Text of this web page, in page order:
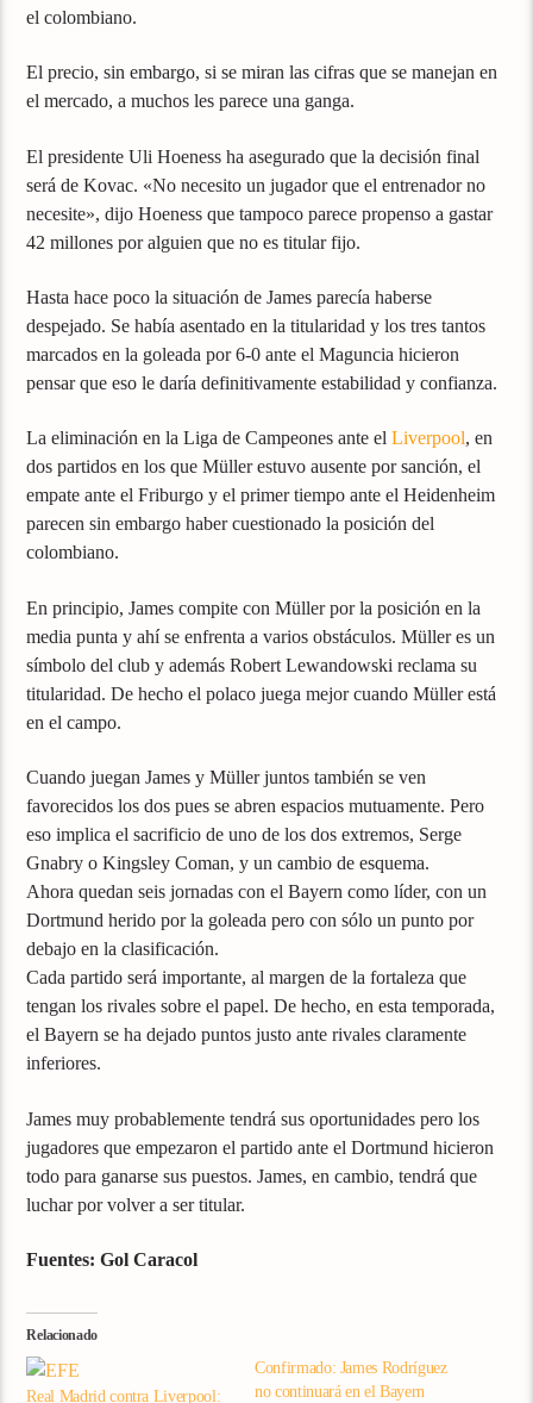
el colombiano.
El precio, sin embargo, si se miran las cifras que se manejan en
el mercado, a muchos les parece una ganga.
El presidente Uli Hoeness ha asegurado que la decisión final
será de Kovac. «No necesito un jugador que el entrenador no
necesite», dijo Hoeness que tampoco parece propenso a gastar
42 millones por alguien que no es titular fijo.
Hasta hace poco la situación de James parecía haberse
despejado. Se había asentado en la titularidad y los tres tantos
marcados en la goleada por 6-0 ante el Maguncia hicieron
pensar que eso le daría definitivamente estabilidad y confianza.
La eliminación en la Liga de Campeones ante elLiverpool, en
dos partidos en los que Müller estuvo ausente por sanción, el
empate ante el Friburgo y el primer tiempo ante el Heidenheim
parecen sin embargo haber cuestionado la posición del
colombiano.
En principio, James compite con Müller por la posición en la
media punta y ahí se enfrenta a varios obstáculos. Müller es un
símbolo del club y además Robert Lewandowski reclama su
titularidad. De hecho el polaco juega mejor cuando Müller está
en el campo.
Cuando juegan James y Müller juntos también se ven
favorecidos los dos pues se abren espacios mutuamente. Pero
eso implica el sacrificio de uno de los dos extremos, Serge
Gnabry o Kingsley Coman, y un cambio de esquema.
Ahora quedan seis jornadas con el Bayern como líder, con un
Dortmund herido por la goleada pero con sólo un punto por
debajo en la clasificación.
Cada partido será importante, al margen de la fortaleza que
tengan los rivales sobre el papel. De hecho, en esta temporada,
el Bayern se ha dejado puntos justo ante rivales claramente
inferiores.
James muy probablemente tendrá sus oportunidades pero los
jugadores que empezaron el partido ante el Dortmund hicieron
todo para ganarse sus puestos. James, en cambio, tendrá que
luchar por volver a ser titular.
Fuentes: Gol Caracol
Relacionado
Real Madrid contra Liverpool:
Confirmado: James Rodríguez
no continuará en el Bayern